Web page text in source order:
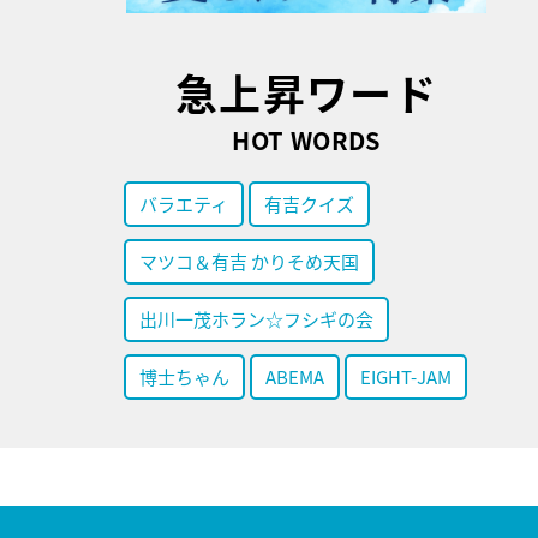
急上昇ワード
HOT WORDS
バラエティ 有吉クイズ
マツコ＆有吉 かりそめ天国
出川一茂ホラン☆フシギの会
博士ちゃん ABEMA EIGHT-JAM